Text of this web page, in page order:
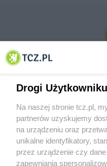
© 2001-2026 Tczew - TCZ.PL Sp. z
Drogi
Na naszej stronie tcz.pl,
partnerów uzyskujemy
na urządzeniu oraz
unikalne identyfikatory,
przez urządzenie czy
zapewniania